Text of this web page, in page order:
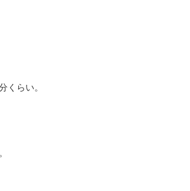
くらい。